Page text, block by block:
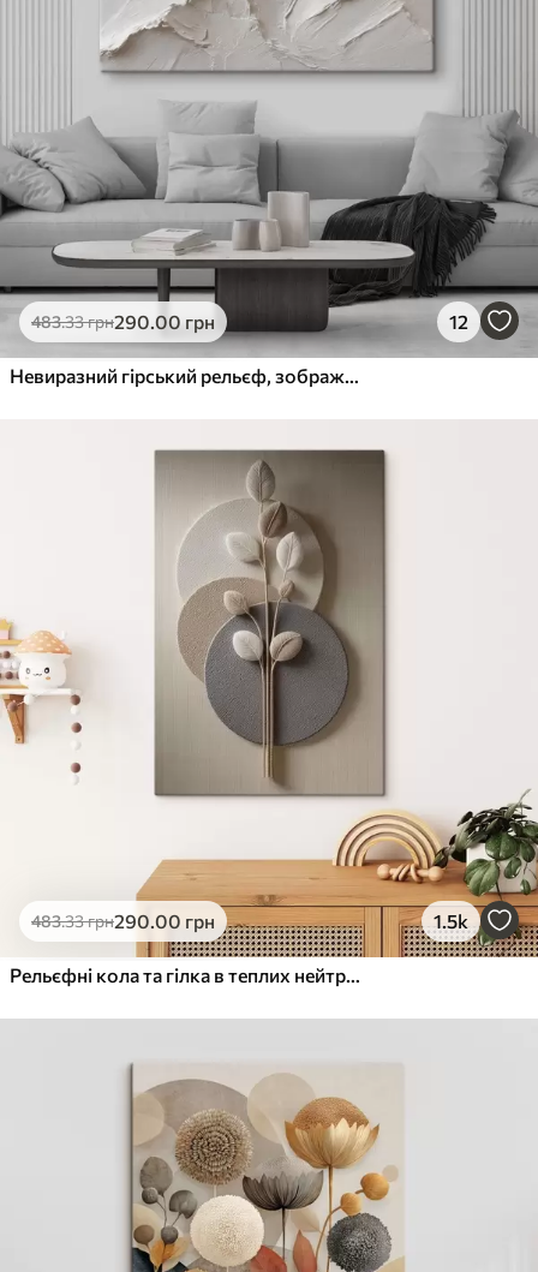
483.33грн290.00 грн 12
Невиразний гірський рельєф, зображений товстими штрихами
483.33грн290.00 грн 1.5k
Рельєфні кола та гілка в теплих нейтральних тонах